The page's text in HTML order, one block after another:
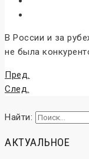
В России и за
не была
Пред.
След.
Найти:
АКТУАЛЬНОЕ